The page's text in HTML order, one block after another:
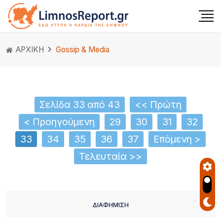
ΑΡΧΙΚΗ Gossip & Media
Σελίδα 33 από 43
<< Πρώτη
< Προηγούμενη
29 30 31
32
33
34 35 36 37
Επόμενη >
Τελευταία >>
ΔΙΑΦΗΜΙΣΗ